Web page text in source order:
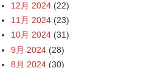
12月 2024 (22)
11月 2024 (23)
10月 2024 (31)
9月 2024 (28)
8月 2024 (30)